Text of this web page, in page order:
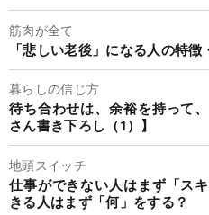
筋肉が全て
「悲しい老後」になる人の特徴
暮らしの信じ方
待ち合わせは、余裕を持って
さん書き下ろし（1）】
地頭スイッチ
仕事ができない人はまず「ス
きる人はまず「何」をする？